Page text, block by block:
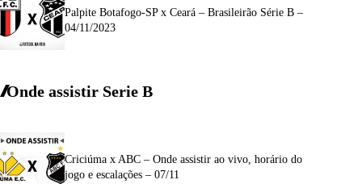
Palpite Botafogo-SP x Ceará – Brasileirão Série B –
04/11/2023
Onde assistir Serie B
Criciúma x ABC – Onde assistir ao vivo, horário do
jogo e escalações – 07/11